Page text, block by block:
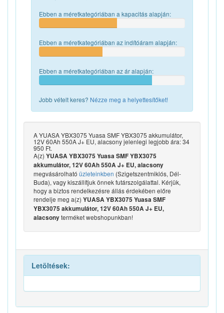
Ebben a méretkategóriában a kapacitás alapján:
Ebben a méretkategóriában az indítóáram alapján:
Ebben a méretkategóriában az ár alapján:
Jobb vételt keres? Nézze meg a helyettesítőket!
A YUASA YBX3075 Yuasa SMF YBX3075 akkumulátor,
12V 60Ah 550A J+ EU, alacsony jelenlegi legjobb ára: 34
950 Ft.
A(z) YUASA YBX3075 Yuasa SMF YBX3075
akkumulátor, 12V 60Ah 550A J+ EU, alacsony
megvásárolható üzleteinkben (Szigetszentmiklós, Dél-
Buda), vagy kiszállítjuk önnek futárszolgálattal. Kérjük,
hogy a biztos rendelkezésre állás érdekében előre
rendelje meg a(z) YUASA YBX3075 Yuasa SMF
YBX3075 akkumulátor, 12V 60Ah 550A J+ EU,
alacsonyterméket webshopunkban!
Letöltések: